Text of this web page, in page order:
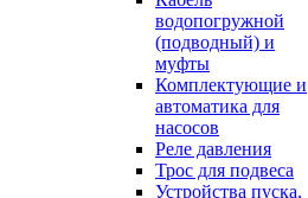
водопогружной
(подводный) и
муфты
Комплектующие и
автоматика для
насосов
Реле давления
Трос для подвеса
Устройства пуска,